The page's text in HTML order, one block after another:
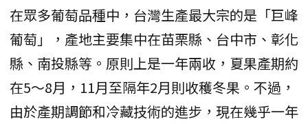
在眾多葡萄品種中，台灣生產最大宗的是「巨峰
葡萄」，產地主要集中在苗栗縣、台中市、彰化
縣、南投縣等。原則上是一年兩收，夏果產期約
在5～8月，11月至隔年2月則收穫冬果。不過，
由於產期調節和冷藏技術的進步，現在幾乎一年